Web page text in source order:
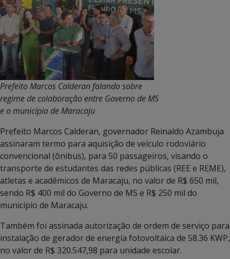
Prefeito Marcos Calderan falando sobre
regime de colaboração entre Governo de MS
e o município de Maracaju
Prefeito Marcos Calderan, governador Reinaldo Azambuja
assinaram termo para aquisição de veículo rodoviário
convencional (ônibus), para 50 passageiros, visando o
transporte de estudantes das redes públicas (REE e REME),
atletas e acadêmicos de Maracaju, no valor de R$ 650 mil,
sendo R$ 400 mil do Governo de MS e R$ 250 mil do
município de Maracaju.
Também foi assinada autorização de ordem de serviço para
instalação de gerador de energia fotovoltaica de 58.36 KWP,
no valor de R$ 320.547,98 para unidade escolar.